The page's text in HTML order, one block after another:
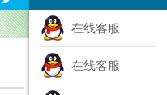
在线客服
在线客服